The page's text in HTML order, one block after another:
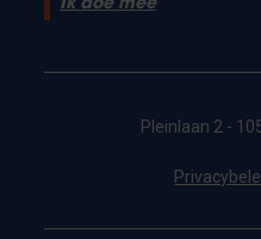
Ik doe mee
Pleinlaan 2 -